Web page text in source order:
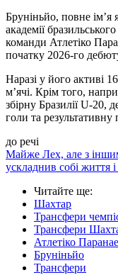
Бруніньйо, повне
академії
команди Атлетіко
початку 2026-го
Наразі у його активі
м’ячі. Крім того,
збірну Бразилії U-20,
голи та результативну
до речі
Майже Лех, але з
ускладнив собі життя
Читайте ще:
Шахтар
Трансфери
Трансфери
Атлетіко
Бруніньйо
Трансфери